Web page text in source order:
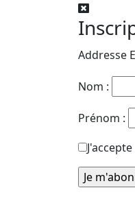
Addresse
Nom :
Prénom :
J'accepte